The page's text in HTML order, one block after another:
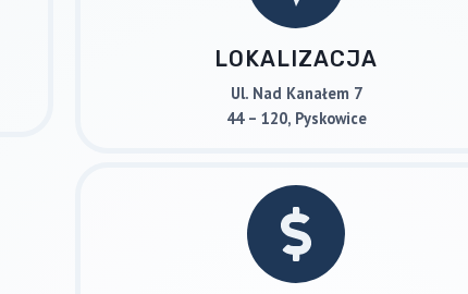
LOKALIZACJA
Ul. Nad Kanałem 7
44 – 120, Pyskowice